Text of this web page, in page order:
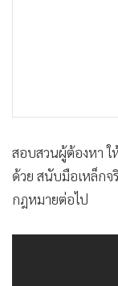
สอบสวนผู้ต้องหา ใ
ด้วย สนับมือเหล็กจ
กฎหมายต่อไป